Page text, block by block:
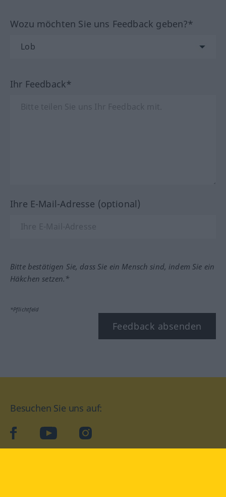
Wozu möchten Sie uns Feedback geben?*
Ihr Feedback*
Ihre E-Mail-Adresse (optional)
Bitte bestätigen Sie, dass Sie ein Mensch sind, indem Sie ein
Häkchen setzen.*
*Pflichtfeld
Feedback absenden
Besuchen Sie uns auf:
facebookYouTube Instagram